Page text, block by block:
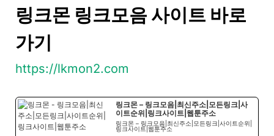
링크몬 링크모음 사이트 바로
가기
https://lkmon2.com
링크몬 – 링크모음|최신주소|모든링크|사
이트순위|링크사이트|웹툰주소
링크몬 – 링크모음|최신주소|모든링크|사이트순위|
링크사이트|웹툰주소